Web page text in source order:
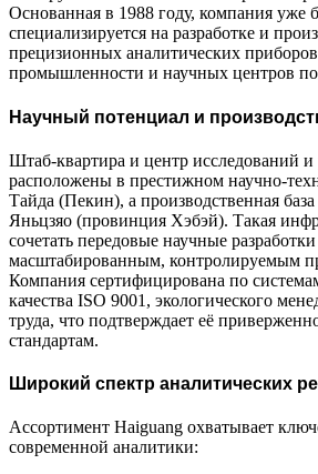
Основанная в 1988 году, компания уже
специализируется на разработке и
прецизионных аналитических
промышленности и научных центров
Научный потенциал и
Штаб-квартира и центр исследований и
расположены в престижном научно-
Тайда (Пекин), а производственная
Яньцзяо (провинция Хэбэй). Такая
сочетать передовые научные
масштабированным, контролируемым
Компания сертифицирована по
качества ISO 9001, экологического
труда, что подтверждает её
стандартам.
Широкий спектр аналитических
Ассортимент Haiguang охватывает
современной аналитики: